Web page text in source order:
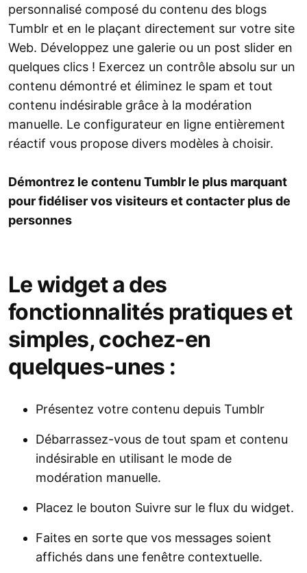
personnalisé composé du contenu des blogs
Tumblr et en le plaçant directement sur votre site
Web. Développez une galerie ou un post slider en
quelques clics ! Exercez un contrôle absolu sur un
contenu démontré et éliminez le spam et tout
contenu indésirable grâce à la modération
manuelle. Le configurateur en ligne entièrement
réactif vous propose divers modèles à choisir.
Démontrez le contenu Tumblr le plus marquant
pour fidéliser vos visiteurs et contacter plus de
personnes
Le widget a des
fonctionnalités pratiques et
simples, cochez-en
quelques-unes :
Présentez votre contenu depuis Tumblr
Débarrassez-vous de tout spam et contenu
indésirable en utilisant le mode de
modération manuelle.
Placez le bouton Suivre sur le flux du widget.
Faites en sorte que vos messages soient
affichés dans une fenêtre contextuelle.